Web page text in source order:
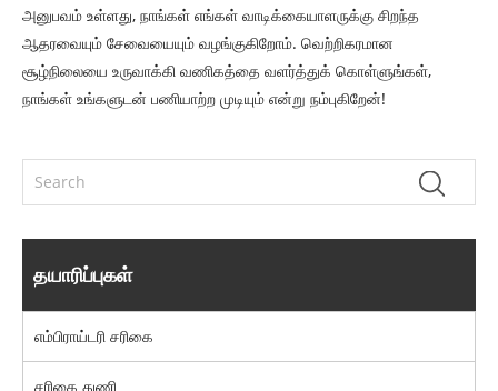
அனுபவம் உள்ளது, நாங்கள் எங்கள் வாடிக்கையாளருக்கு சிறந்த
ஆதரவையும் சேவையையும் வழங்குகிறோம். வெற்றிகரமான
சூழ்நிலையை உருவாக்கி வணிகத்தை வளர்த்துக் கொள்ளுங்கள்,
நாங்கள் உங்களுடன் பணியாற்ற முடியும் என்று நம்புகிறேன்!
தயாரிப்புகள்
எம்பிராய்டரி சரிகை
சரிகை துணி